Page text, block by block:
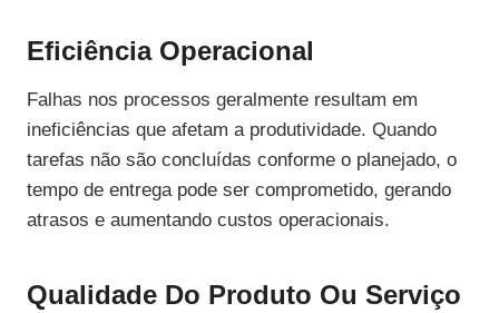
Eficiência Operacional
Falhas nos processos geralmente resultam em
ineficiências que afetam a produtividade. Quando
tarefas não são concluídas conforme o planejado, o
tempo de entrega pode ser comprometido, gerando
atrasos e aumentando custos operacionais.
Qualidade Do Produto Ou Serviço